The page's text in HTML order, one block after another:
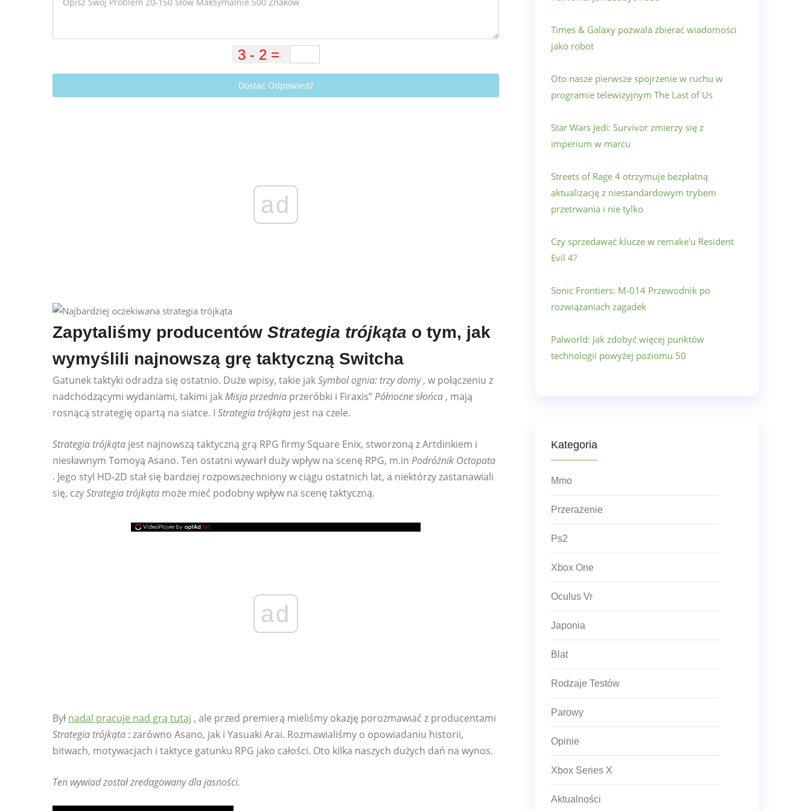
Dostać Odpowiedź
ad
Zapytaliśmy producentów Strategia trójkąta o tym, jak
wymyślili najnowszą grę taktyczną Switcha
Gatunek taktyki odradza się ostatnio. Duże wpisy, takie jakSymbol ognia: trzy domy, w połączeniu z
nadchodzącymi wydaniami, takimi jakMisja przednia przeróbki i Firaxis”Północne słońca , mają
rosnącą strategię opartą na siatce. I Strategia trójkąta jest na czele.
Strategia trójkąta jest najnowszą taktyczną grą RPG firmy Square Enix, stworzoną z Artdinkiem i
niesławnym Tomoyą Asano. Ten ostatni wywarł duży wpływ na scenę RPG, m.in Podróżnik Octopata
. Jego styl HD-2D stał się bardziej rozpowszechniony w ciągu ostatnich lat, a niektórzy zastanawiali
się, czyStrategia trójkąta może mieć podobny wpływ na scenę taktyczną.
ad
Był nadal pracuje nad grą tutaj , ale przed premierą mieliśmy okazję porozmawiać z producentami
Strategia trójkąta : zarówno Asano, jak i Yasuaki Arai. Rozmawialiśmy o opowiadaniu historii,
bitwach, motywacjach i taktyce gatunku RPG jako całości. Oto kilka naszych dużych dań na wynos.
Ten wywiad został zredagowany dla jasności.
Times & Galaxy pozwala zbierać wiadomości
jako robot
Oto nasze pierwsze spojrzenie w ruchu w
programie telewizyjnym The Last of Us
Star Wars Jedi: Survivor zmierzy się z
imperium w marcu
Streets of Rage 4 otrzymuje bezpłatną
aktualizację z niestandardowym trybem
przetrwania i nie tylko
Czy sprzedawać klucze w remake'u Resident
Evil 4?
Sonic Frontiers: M-014 Przewodnik po
rozwiązaniach zagadek
Palworld: Jak zdobyć więcej punktów
technologii powyżej poziomu 50
Kategoria
Mmo
Przerażenie
Ps2
Xbox One
Oculus Vr
Japonia
Blat
Rodzaje Testów
Parowy
Opinie
Xbox Series X
Aktualności